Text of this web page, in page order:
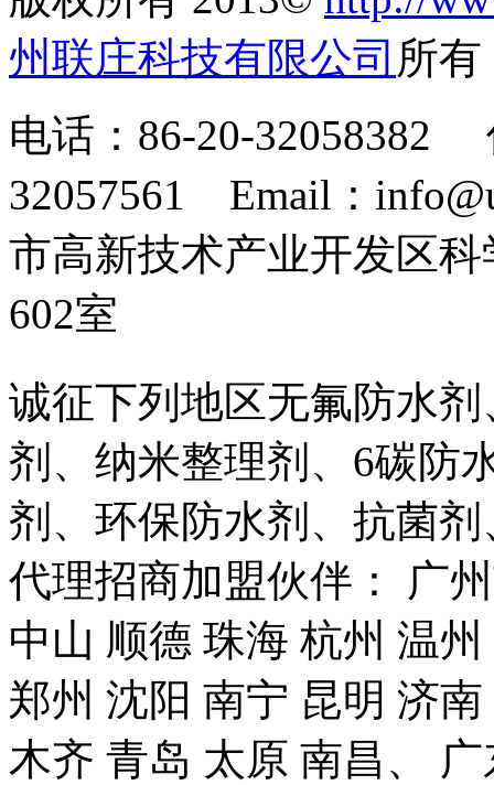
州联庄科技有限公司 所
电话：86-20-32058382
32057561 Email：
市高新技术产业开发区
602室
诚征下列地区无氟防水
剂、纳米整理剂、6碳防
剂、环保防水剂、抗菌
代理招商加盟伙伴： 广
中山 顺德 珠海 杭州 温
郑州 沈阳 南宁 昆明 济
木齐 青岛 太原 南昌、